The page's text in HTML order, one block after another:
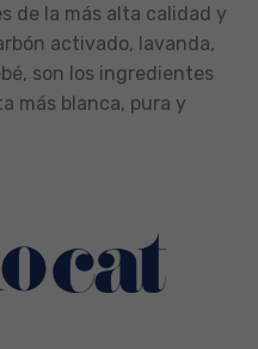
de la más alta calidad y
activado, lavanda,
son los ingredientes
más blanca, pura y